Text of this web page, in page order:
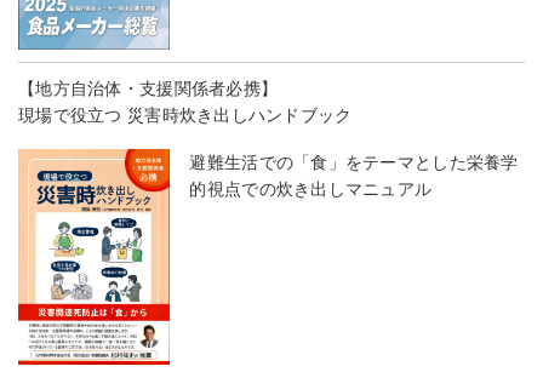
【地方自治体・支援関係者必携】
現場で役立つ 災害時炊き出しハンドブック
避難生活での「食」をテーマとした栄養学
的視点での炊き出しマニュアル